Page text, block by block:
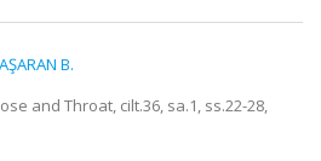
B.
and Throat, cilt.36, sa.1, ss.22-28,